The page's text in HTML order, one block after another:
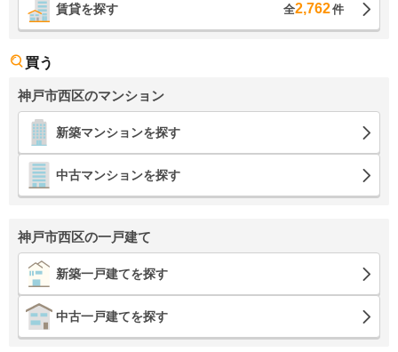
賃貸を探す 全2,762件
買う
神戸市西区のマンション
新築マンションを探す
中古マンションを探す
神戸市西区の一戸建て
新築一戸建てを探す
中古一戸建てを探す